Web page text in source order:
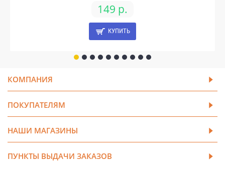
149 р.
КУПИТЬ
КОМПАНИЯ
ПОКУПАТЕЛЯМ
НАШИ МАГАЗИНЫ
ПУНКТЫ ВЫДАЧИ ЗАКАЗОВ